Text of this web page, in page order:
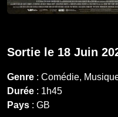
Sortie le 18 Juin
Genre : Comédie,
Durée : 1h45
Pays : GB